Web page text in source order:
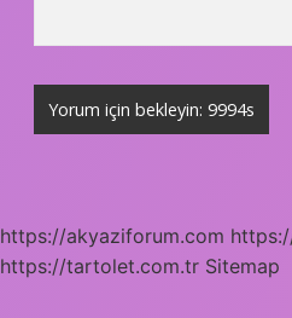
https://akyaziforum.com
https://tartolet.com.tr Sitemap